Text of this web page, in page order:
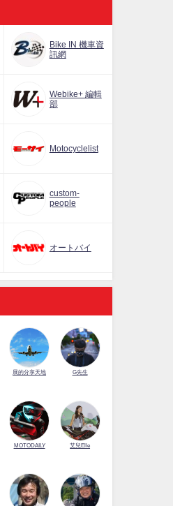
Bike IN 機車資
訊網
Webike+ 編輯
部
Motocyclelist
custom-
people
オートバイ
展的分享天地 G先生
MOTODAILY 艾兒Elle